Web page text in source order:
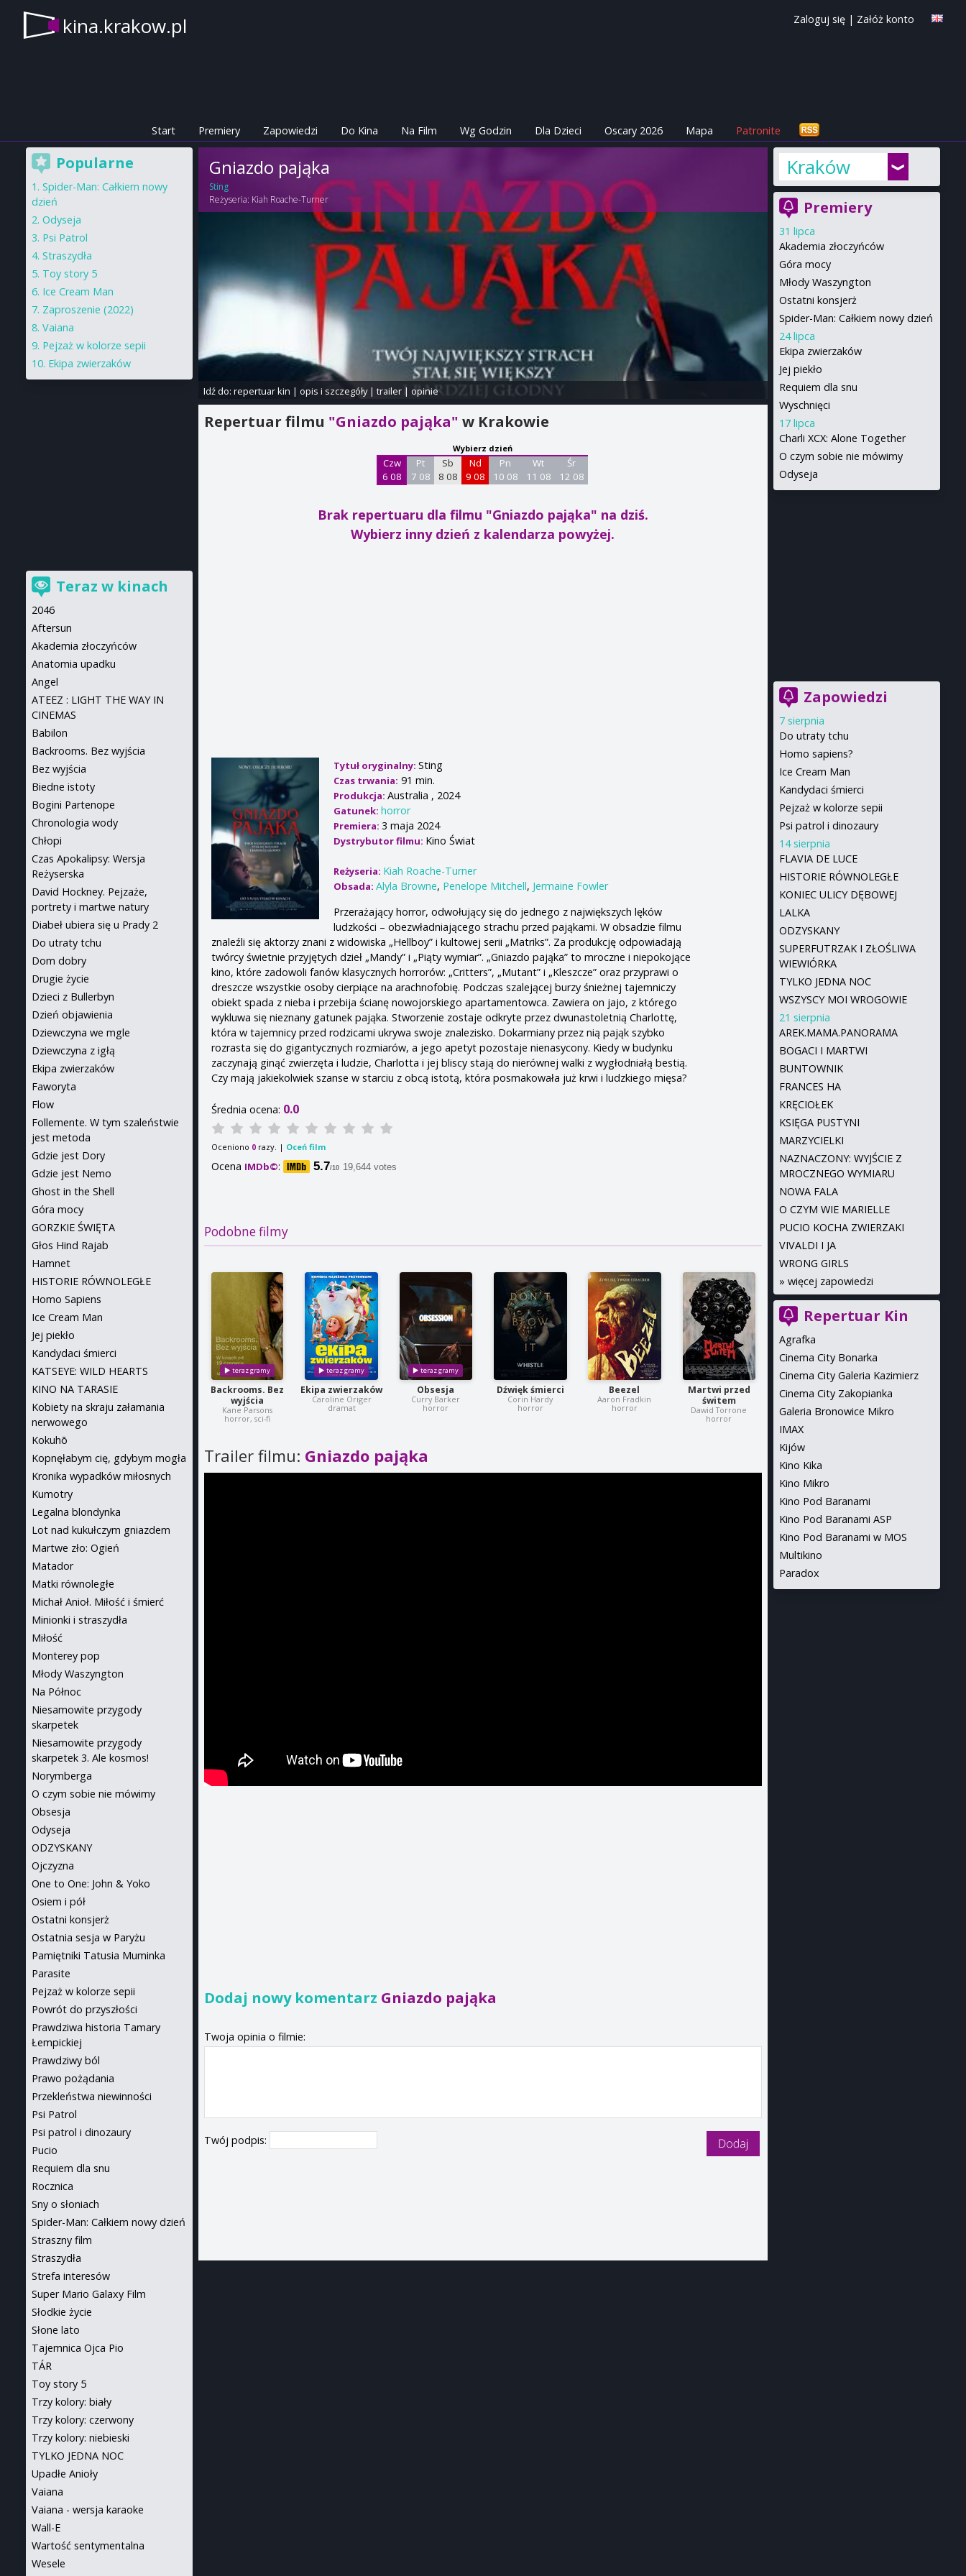
kina.krakow.pl Zaloguj się | Załóż konto
Start Premiery Zapowiedzi Do Kina Na Film Wg Godzin Dla Dzieci Oscary 2026 Mapa Patronite
Gniazdo pająka
Sting
Reżyseria: Kiah Roache-Turner
Idź do: repertuar kin | opis i szczegóły| trailer| opinie
Repertuar filmu "Gniazdo pająka"w Krakowie
Wybierz dzień
Czw
6 08
Pt
7 08
Sb
8 08
Nd
9 08
Pn
10 08
Wt
11 08
Śr
12 08
Brak repertuaru dla filmu "Gniazdo pająka" na dziś.
Wybierz inny dzień z kalendarza powyżej.
Tytuł oryginalny:Sting
Czas trwania: 91 min.
Produkcja:Australia , 2024
Gatunek:horror
Premiera:3 maja 2024
Dystrybutor filmu: Kino Świat
Reżyseria: Kiah Roache-Turner
Obsada:Alyla Browne, Penelope Mitchell, Jermaine Fowler
Przerażający horror, odwołujący się do jednego z największych lęków
ludzkości – obezwładniającego strachu przed pająkami. W obsadzie filmu
znaleźli się aktorzy znani z widowiska „Hellboy” i kultowej serii „Matriks”. Za produkcję odpowiadają
twórcy świetnie przyjętych dzieł „Mandy” i „Piąty wymiar”. „Gniazdo pająka” to mroczne i niepokojące
kino, które zadowoli fanów klasycznych horrorów: „Critters”, „Mutant” i „Kleszcze” oraz przyprawi o
dreszcze wszystkie osoby cierpiące na arachnofobię. Podczas szalejącej burzy śnieżnej tajemniczy
obiekt spada z nieba i przebija ścianę nowojorskiego apartamentowca. Zawiera on jajo, z którego
wykluwa się nieznany gatunek pająka. Stworzenie zostaje odkryte przez dwunastoletnią Charlottę,
która w tajemnicy przed rodzicami ukrywa swoje znalezisko. Dokarmiany przez nią pająk szybko
rozrasta się do gigantycznych rozmiarów, a jego apetyt pozostaje nienasycony. Kiedy w budynku
zaczynają ginąć zwierzęta i ludzie, Charlotta i jej bliscy stają do nierównej walki z wygłodniałą bestią.
Czy mają jakiekolwiek szanse w starciu z obcą istotą, która posmakowała już krwi i ludzkiego mięsa?
Średnia ocena: 0.0
Oceniono 0 razy. | Oceń film
Ocena IMDb©: 5.7/10 19,644 votes
Podobne filmy
Backrooms. Bez
wyjścia
Kane Parsons
horror, sci-fi
Ekipa zwierzaków
Caroline Origer
dramat
Obsesja
Curry Barker
horror
Dźwięk śmierci
Corin Hardy
horror
Beezel
Aaron Fradkin
horror
Martwi przed
świtem
Dawid Torrone
horror
Trailer filmu: Gniazdo pająka
Dodaj nowy komentarz Gniazdo pająka
Twoja opinia o filmie:
Twój podpis:
Kraków
Premiery
31 lipca
Akademia złoczyńców
Góra mocy
Młody Waszyngton
Ostatni konsjerż
Spider-Man: Całkiem nowy dzień
24 lipca
Ekipa zwierzaków
Jej piekło
Requiem dla snu
Wyschnięci
17 lipca
Charli XCX: Alone Together
O czym sobie nie mówimy
Odyseja
Zapowiedzi
7 sierpnia
Do utraty tchu
Homo sapiens?
Ice Cream Man
Kandydaci śmierci
Pejzaż w kolorze sepii
Psi patrol i dinozaury
14 sierpnia
FLAVIA DE LUCE
HISTORIE RÓWNOLEGŁE
KONIEC ULICY DĘBOWEJ
LALKA
ODZYSKANY
SUPERFUTRZAK I ZŁOŚLIWA
WIEWIÓRKA
TYLKO JEDNA NOC
WSZYSCY MOI WROGOWIE
21 sierpnia
AREK.MAMA.PANORAMA
BOGACI I MARTWI
BUNTOWNIK
FRANCES HA
KRĘCIOŁEK
KSIĘGA PUSTYNI
MARZYCIELKI
NAZNACZONY: WYJŚCIE Z
MROCZNEGO WYMIARU
NOWA FALA
O CZYM WIE MARIELLE
PUCIO KOCHA ZWIERZAKI
VIVALDI I JA
WRONG GIRLS
» więcej zapowiedzi
Repertuar Kin
Agrafka
Cinema City Bonarka
Cinema City Galeria Kazimierz
Cinema City Zakopianka
Galeria Bronowice Mikro
IMAX
Kijów
Kino Kika
Kino Mikro
Kino Pod Baranami
Kino Pod Baranami ASP
Kino Pod Baranami w MOS
Multikino
Paradox
Popularne
Spider-Man: Całkiem nowy
dzień
Odyseja
Psi Patrol
Straszydła
Toy story 5
Ice Cream Man
Zaproszenie (2022)
Vaiana
Pejzaż w kolorze sepii
Ekipa zwierzaków
Teraz w kinach
2046
Aftersun
Akademia złoczyńców
Anatomia upadku
Angel
ATEEZ : LIGHT THE WAY IN
CINEMAS
Babilon
Backrooms. Bez wyjścia
Bez wyjścia
Biedne istoty
Bogini Partenope
Chronologia wody
Chłopi
Czas Apokalipsy: Wersja
Reżyserska
David Hockney. Pejzaże,
portrety i martwe natury
Diabeł ubiera się u Prady 2
Do utraty tchu
Dom dobry
Drugie życie
Dzieci z Bullerbyn
Dzień objawienia
Dziewczyna we mgle
Dziewczyna z igłą
Ekipa zwierzaków
Faworyta
Flow
Follemente. W tym szaleństwie
jest metoda
Gdzie jest Dory
Gdzie jest Nemo
Ghost in the Shell
Góra mocy
GORZKIE ŚWIĘTA
Głos Hind Rajab
Hamnet
HISTORIE RÓWNOLEGŁE
Homo Sapiens
Ice Cream Man
Jej piekło
Kandydaci śmierci
KATSEYE: WILD HEARTS
KINO NA TARASIE
Kobiety na skraju załamania
nerwowego
Kokuhō
Kopnęłabym cię, gdybym mogła
Kronika wypadków miłosnych
Kumotry
Legalna blondynka
Lot nad kukułczym gniazdem
Martwe zło: Ogień
Matador
Matki równoległe
Michał Anioł. Miłość i śmierć
Minionki i straszydła
Miłość
Monterey pop
Młody Waszyngton
Na Północ
Niesamowite przygody
skarpetek
Niesamowite przygody
skarpetek 3. Ale kosmos!
Norymberga
O czym sobie nie mówimy
Obsesja
Odyseja
ODZYSKANY
Ojczyzna
One to One: John & Yoko
Osiem i pół
Ostatni konsjerż
Ostatnia sesja w Paryżu
Pamiętniki Tatusia Muminka
Parasite
Pejzaż w kolorze sepii
Powrót do przyszłości
Prawdziwa historia Tamary
Łempickiej
Prawdziwy ból
Prawo pożądania
Przekleństwa niewinności
Psi Patrol
Psi patrol i dinozaury
Pucio
Requiem dla snu
Rocznica
Sny o słoniach
Spider-Man: Całkiem nowy dzień
Straszny film
Straszydła
Strefa interesów
Super Mario Galaxy Film
Słodkie życie
Słone lato
Tajemnica Ojca Pio
TÁR
Toy story 5
Trzy kolory: biały
Trzy kolory: czerwony
Trzy kolory: niebieski
TYLKO JEDNA NOC
Upadłe Anioły
Vaiana
Vaiana - wersja karaoke
Wall-E
Wartość sentymentalna
Wesele